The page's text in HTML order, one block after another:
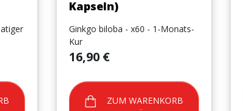
Kapseln)
Ginkgo biloba - x60 - 1-Monats-
Kur
Preis
16,90 €